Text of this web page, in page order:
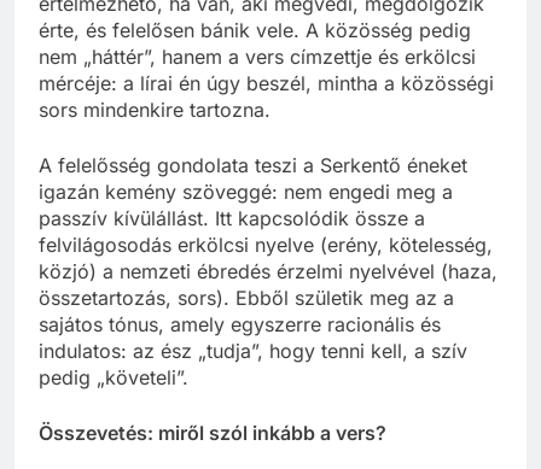
érte, és felelősen bánik vele. A közösség pedig
nem „háttér”, hanem a vers címzettje és erkölcsi
mércéje: a lírai én úgy beszél, mintha a közösségi
sors mindenkire tartozna.
A felelősség gondolata teszi a Serkentő éneket
igazán kemény szöveggé: nem engedi meg a
passzív kívülállást. Itt kapcsolódik össze a
felvilágosodás erkölcsi nyelve (erény, kötelesség,
közjó) a nemzeti ébredés érzelmi nyelvével (haza,
összetartozás, sors). Ebből születik meg az a
sajátos tónus, amely egyszerre racionális és
indulatos: az ész „tudja”, hogy tenni kell, a szív
pedig „követeli”.
Összevetés: miről szól inkább a vers?